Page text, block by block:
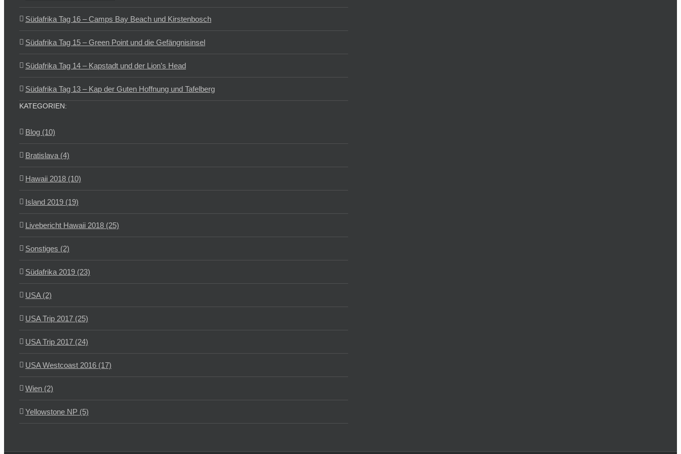
Südafrika Tag 16 – Camps Bay Beach und Kirstenbosch
Südafrika Tag 15 – Green Point und die Gefängnisinsel
Südafrika Tag 14 – Kapstadt und der Lion’s Head
Südafrika Tag 13 – Kap der Guten Hoffnung und Tafelberg
KATEGORIEN:
Blog (10)
Bratislava (4)
Hawaii 2018 (10)
Island 2019 (19)
Livebericht Hawaii 2018 (25)
Sonstiges (2)
Südafrika 2019 (23)
USA (2)
USA Trip 2017 (25)
USA Trip 2017 (24)
USA Westcoast 2016 (17)
Wien (2)
Yellowstone NP (5)